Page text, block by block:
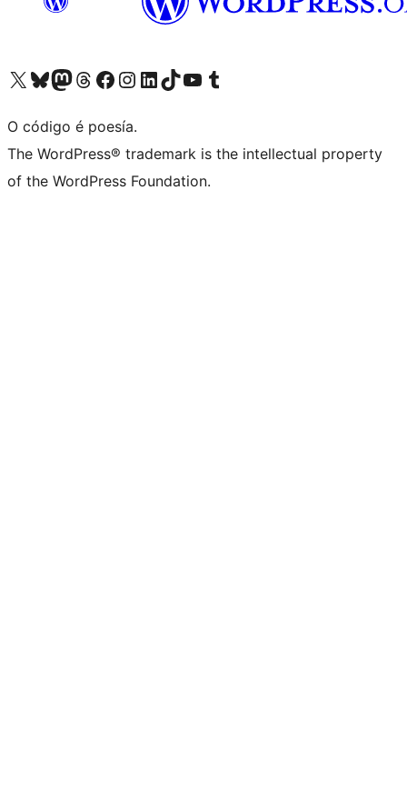
Visita la cuenta de X (anteriormente Twitter)
Visita a nosa conta de Bluesky
Visita a nosa conta de Mastodon
Visita a nosa conta de Threads
Visita a nosa páxina de Facebook
Visita a nosa conta de Instagram
Visita a nosa conta de LinkedIn
Visita a nosa conta de TikTok
Visita a nosa canle de YouTube
Visita a nosa conta de Tumblr
O código é poesía.
The WordPress® trademark is the intellectual property
of the WordPress Foundation.